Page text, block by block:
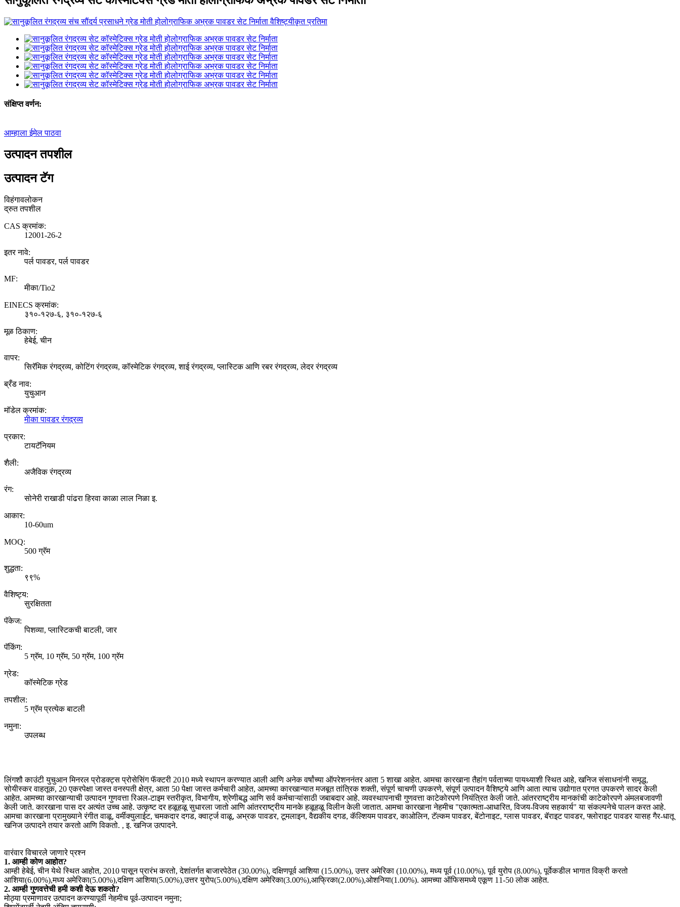
संक्षिप्त वर्णन:
आम्हाला ईमेल पाठवा
उत्पादन तपशील
उत्पादन टॅग
विहंगावलोकन
द्रुत तपशील
CAS क्रमांक:
12001-26-2
इतर नावे:
पर्ल पावडर, पर्ल पावडर
MF:
मीका/Tio2
EINECS क्रमांक:
३१०-१२७-६, ३१०-१२७-६
मूळ ठिकाण:
हेबेई, चीन
वापर:
सिरॅमिक रंगद्रव्य, कोटिंग रंगद्रव्य, कॉस्मेटिक रंगद्रव्य, शाई रंगद्रव्य, प्लास्टिक आणि रबर रंगद्रव्य, लेदर रंगद्रव्य
ब्रँड नाव:
युचुआन
मॉडेल क्रमांक:
मीका पावडर रंगद्रव्य
प्रकार:
टायटॅनियम
शैली:
अजैविक रंगद्रव्य
रंग:
सोनेरी राखाडी पांढरा हिरवा काळा लाल निळा इ.
आकार:
10-60um
MOQ:
500 ग्रॅम
शुद्धता:
९९%
वैशिष्ट्य:
सुरक्षितता
पॅकेज:
पिशव्या, प्लास्टिकची बाटली, जार
पॅकिंग:
5 ग्रॅम, 10 ग्रॅम, 50 ग्रॅम, 100 ग्रॅम
ग्रेड:
कॉस्मेटिक ग्रेड
तपशील:
5 ग्रॅम प्रत्येक बाटली
नमुना:
उपलब्ध
लिंगशौ काउंटी युचुआन मिनरल प्रोडक्ट्स प्रोसेसिंग फॅक्टरी 2010 मध्ये स्थापन करण्यात आली आणि अनेक वर्षांच्या ऑपरेशननंतर आता 5 शाखा आहेत. आमचा कारखाना तैहांग पर्वताच्या पायथ्याशी स्थित आहे, खनिज संसाधनांनी समृद्ध,
सोयीस्कर वाहतूक, 20 एकरपेक्षा जास्त वनस्पती क्षेत्र, आता 50 पेक्षा जास्त कर्मचारी आहेत, आमच्या कारखान्यात मजबूत तांत्रिक शक्ती, संपूर्ण चाचणी उपकरणे, संपूर्ण उत्पादन वैशिष्ट्ये आणि आता त्याच उद्योगात प्रगत उपकरणे सादर केली
आहेत. आमच्या कारखान्याची उत्पादन गुणवत्ता रिअल-टाइम स्तरीकृत, विभागीय, श्रेणीबद्ध आणि सर्व कर्मचाऱ्यांसाठी जबाबदार आहे. व्यवस्थापनाची गुणवत्ता काटेकोरपणे नियंत्रित केली जाते. आंतरराष्ट्रीय मानकांची काटेकोरपणे अंमलबजावणी
केली जाते. कारखाना पास दर अत्यंत उच्च आहे. उत्कृष्ट दर हळूहळू सुधारला जातो आणि आंतरराष्ट्रीय मानके हळूहळू विलीन केली जातात. आमचा कारखाना नेहमीच "एकात्मता-आधारित, विजय-विजय सहकार्य" या संकल्पनेचे पालन करत आहे.
आमचा कारखाना प्रामुख्याने रंगीत वाळू, वर्मीक्युलाईट, चमकदार दगड, क्वार्ट्ज वाळू, अभ्रक पावडर, टूमलाइन, वैद्यकीय दगड, कॅल्शियम पावडर, काओलिन, टॅल्कम पावडर, बेंटोनाइट, ग्लास पावडर, बॅराइट पावडर, फ्लोराइट पावडर यासह गैर-धातू
खनिज उत्पादने तयार करतो आणि विकतो. , इ. खनिज उत्पादने.
वारंवार विचारले जाणारे प्रश्न
1. आम्ही कोण आहोत?
आम्ही हेबेई, चीन येथे स्थित आहोत, 2010 पासून प्रारंभ करतो, देशांतर्गत बाजारपेठेत (30.00%), दक्षिणपूर्व आशिया (15.00%), उत्तर अमेरिका (10.00%), मध्य पूर्व (10.00%), पूर्व युरोप (8.00%), पूर्वेकडील भागात विक्री करतो
आशिया(6.00%),मध्य अमेरिका(5.00%),दक्षिण आशिया(5.00%),उत्तर युरोप(5.00%),दक्षिण अमेरिका(3.00%),आफ्रिका(2.00%),ओशनिया(1.00%). आमच्या ऑफिसमध्ये एकूण 11-50 लोक आहेत.
2. आम्ही गुणवत्तेची हमी कशी देऊ शकतो?
मोठ्या प्रमाणावर उत्पादन करण्यापूर्वी नेहमीच पूर्व-उत्पादन नमुना;